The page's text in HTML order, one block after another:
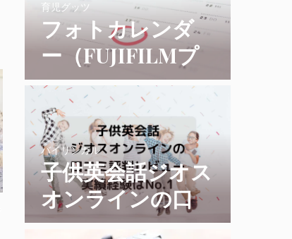
フォトカレンダ
ー（FUJIFILMプ
リント＆ギフ
ト）の評判と使用
レビュー
育児グッツ
子供英会話ジオス
オンラインの口
コミ評判レビュ
バイリンガル